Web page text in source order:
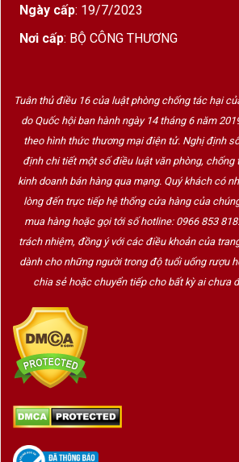
Ngày cấp: 19/7/2023
Nơi cấp: BỘ CÔNG THƯƠNG
Tuân thủ điều 16 của luật phòng chống tác hại
do Quốc hội ban hành ngày 14 tháng 6 năm
theo hình thức thương mại điện tử. Nghị định
định chi tiết một số điều luật văn phòng, chống
kinh doanh bán hàng qua mạng. Quý khách có
lòng đến trực tiếp hệ thống cửa hàng của
mua hàng hoặc gọi tới số hotline: 0966 853
trách nhiệm, đồng ý với các điều khoản của
dành cho những người trong độ tuổi uống rượu
chia sẻ hoặc chuyển tiếp cho bất kỳ ai chưa